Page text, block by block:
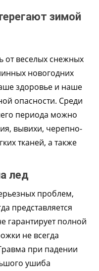
зимой
от веселых снежных
новогодних
здоровье и наше
опасности. Среди
периода можно
вывихи, черепно-
тканей, а также
лед
проблем,
представляется
гарантирует полной
не всегда
при падении
ушиба